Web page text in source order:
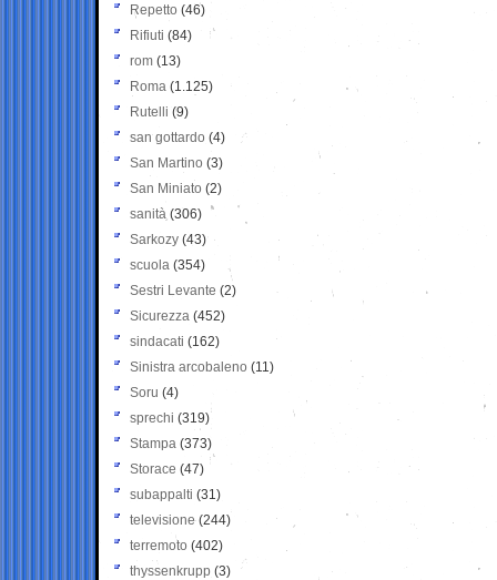
Repetto (46)
Rifiuti (84)
rom (13)
Roma (1.125)
Rutelli (9)
san gottardo (4)
San Martino (3)
San Miniato (2)
sanità (306)
Sarkozy (43)
scuola (354)
Sestri Levante (2)
Sicurezza (452)
sindacati (162)
Sinistra arcobaleno (11)
Soru (4)
sprechi (319)
Stampa (373)
Storace (47)
subappalti (31)
televisione(244)
terremoto (402)
thyssenkrupp (3)